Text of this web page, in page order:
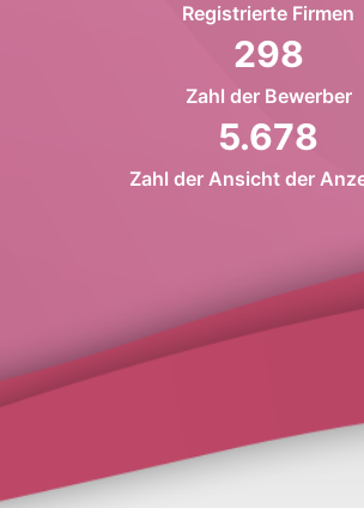
Registrierte Firmen
298
Zahl der Bewerber
5.678
Zahl der Ansicht der